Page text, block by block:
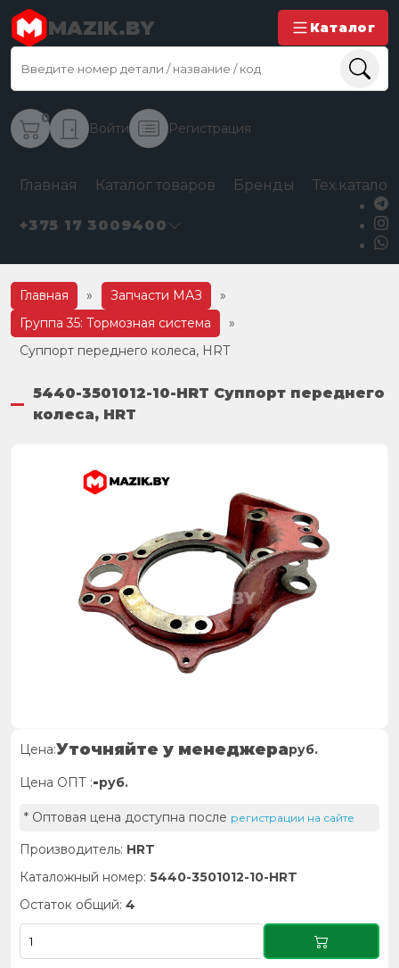
MAZIK.BY Каталог
0
Войти Регистрация
Главная Каталог товаров Бренды
+375 17 3009400
Главная » Запчасти МАЗ
»
Группа 35: Тормозная система
»
Суппорт переднего колеса, HRT
5440-3501012-10-HRT Суппорт переднего
колеса, HRT
Цена:Уточняйте у менеджераруб.
Цена ОПТ :-руб.
* Оптовая цена доступна после регистрации на сайте
Производитель: HRT
Каталожный номер: 5440-3501012-10-HRT
Остаток общий: 4